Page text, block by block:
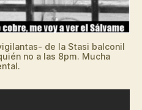
de la Stasi balconil
no a las 8pm. Mucha